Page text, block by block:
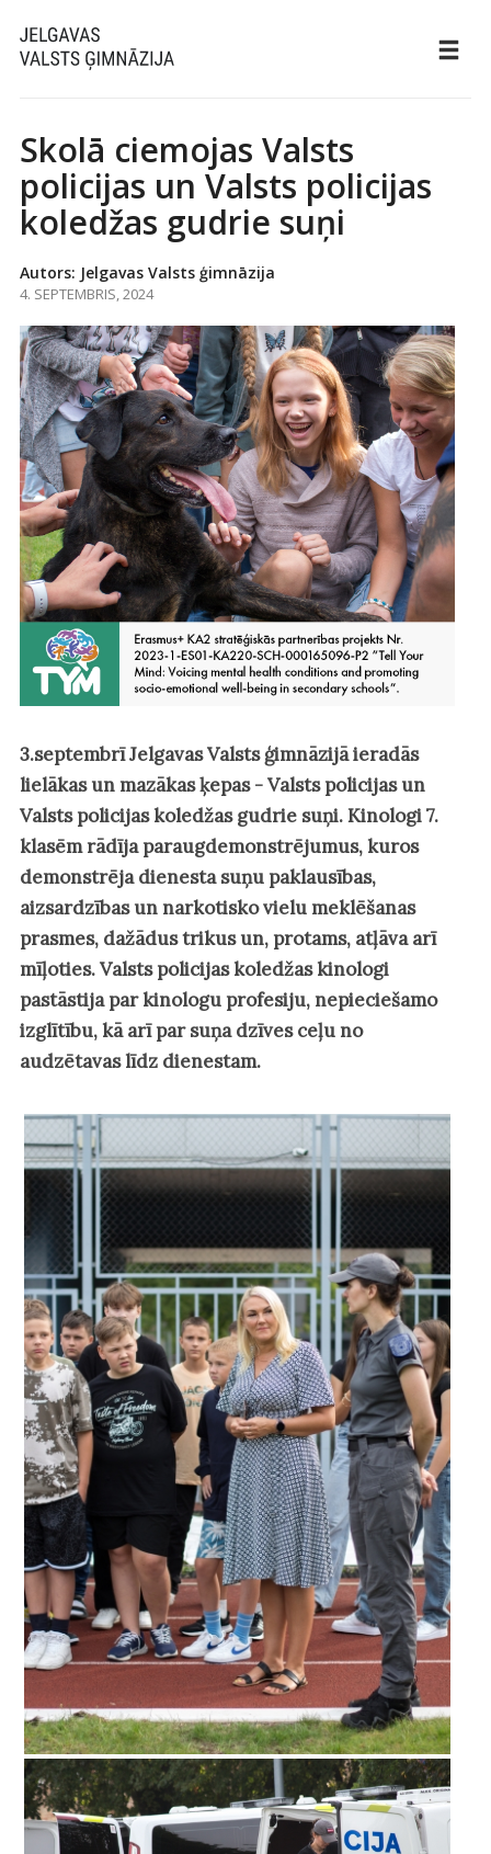
Skolā ciemojas Valsts
policijas un Valsts policijas
koledžas gudrie suņi
Autors: Jelgavas Valsts ģimnāzija
4. SEPTEMBRIS, 2024
3.septembrī Jelgavas Valsts ģimnāzijā ieradās
lielākas un mazākas ķepas - Valsts policijas un
Valsts policijas koledžas gudrie suņi. Kinologi 7.
klasēm rādīja paraugdemonstrējumus, kuros
demonstrēja dienesta suņu paklausības,
aizsardzības un narkotisko vielu meklēšanas
prasmes, dažādus trikus un, protams, atļāva arī
mīļoties. Valsts policijas koledžas kinologi
pastāstija par kinologu profesiju, nepieciešamo
izglītību, kā arī par suņa dzīves ceļu no
audzētavas līdz dienestam.